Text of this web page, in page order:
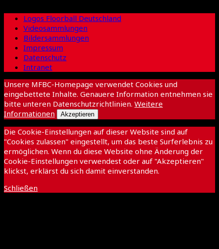
Logos Floorball Deutschland
Videosammlungen
Bildersammlungen
Impressum
Datenschutz
Intranet
Unsere MFBC-Homepage verwendet Cookies und
eingebettete Inhalte. Genauere Information entnehmen sie
bitte unteren Datenschutzrichtlinien. Weitere
Informationen
Akzeptieren
Die Cookie-Einstellungen auf dieser Website sind auf
"Cookies zulassen" eingestellt, um das beste Surferlebnis zu
ermöglichen. Wenn du diese Website ohne Änderung der
Cookie-Einstellungen verwendest oder auf "Akzeptieren"
klickst, erklärst du sich damit einverstanden.
Schließen